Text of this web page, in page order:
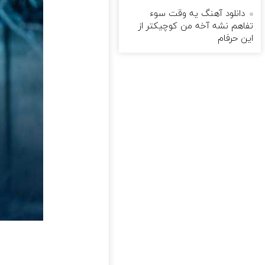
دانلود آهنگ یه وقت سوء
تفاهم نشه آخه من کوچیکتر از
این حرفام